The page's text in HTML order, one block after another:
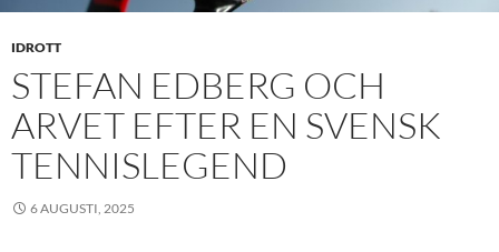
IDROTT
STEFAN EDBERG OCH
ARVET EFTER EN SVENSK
TENNISLEGEND
6 AUGUSTI, 2025